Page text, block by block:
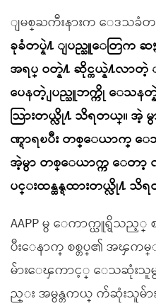
ျမစ္ႀကီးနားက ေဒသခံတ
ခုခံတပ္နဲ႔ ျပည္သူေတြက
အရပ္ ဝတ္နဲ႔ ဆိုင္ကယ္နဲ႔လာ
ပေနတဲ့ ျပည္သူဘက္ကို ေသနတ္နဲ
သြားတယ္လို႔ သိရတယ္။
ဏ္ရာရၿပီး တစ္ေယာက္ ေ
အဲ့မွာ တစ္ေယာက္က ေတာ့
ပင္းထန္ထန္ရထားတယ္လို႔ သိ
AAPP မွ ေကာက္ယူရွိသည့္
ပီးေနာက္ စစ္တပ္၏ အၾကမ္း
မ်ားေၾကာင့္ ေသဆုံးသူမွ
ည္း အမွန္တကယ္ က်ဆုံးသူမ်ာ